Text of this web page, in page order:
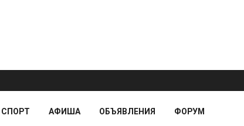
СПОРТ АФИША ОБЪЯВЛЕНИЯ ФОРУМ